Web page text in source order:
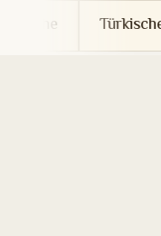
Teppiche